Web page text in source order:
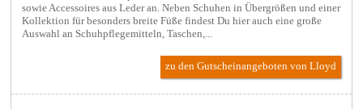
sowie Accessoires aus Leder an. Neben Schuhen in Übergrößen und einer
Kollektion für besonders breite Füße findest Du hier auch eine große
Auswahl an Schuhpflegemitteln, Taschen,...
zu den Gutscheinangeboten von Lloyd